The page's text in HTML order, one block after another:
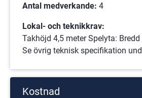
Antal medverkande: 4
Lokal- och teknikkrav:
Takhöjd 4,5 meter Spelyta:
Se övrig teknisk specifikation
Kostnad